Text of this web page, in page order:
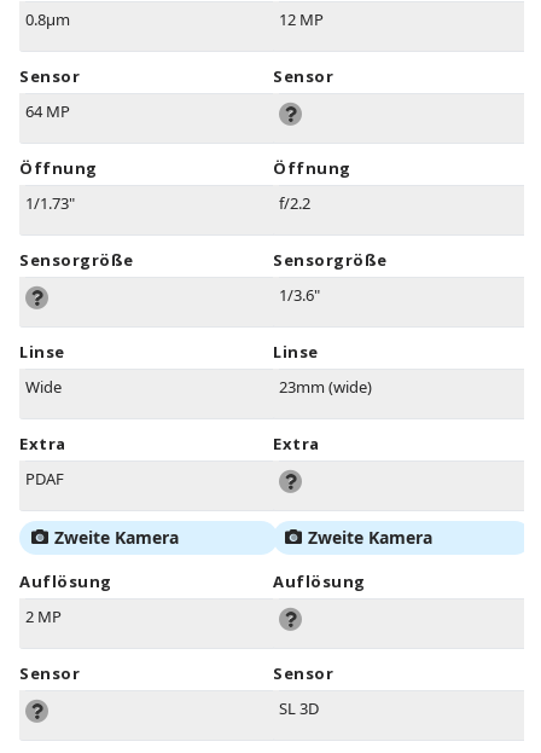
0.8µm
Sensor
64 MP
Öffnung
1/1.73"
Sensorgröße
Linse
Wide
Extra
PDAF
Zweite Kamera
Auflösung
2 MP
Sensor
12 MP
Sensor
Öffnung
f/2.2
Sensorgröße
1/3.6"
Linse
23mm (wide)
Extra
Zweite Kamera
Auflösung
Sensor
SL 3D